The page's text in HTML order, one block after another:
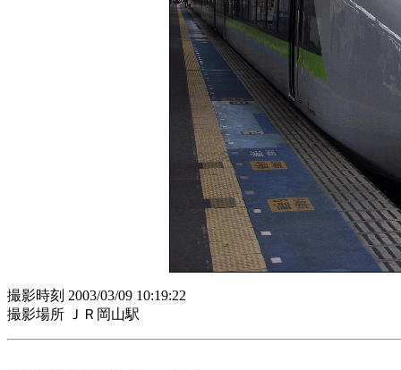
撮影時刻 2003/03/09 10:19:22
撮影場所 ＪＲ岡山駅